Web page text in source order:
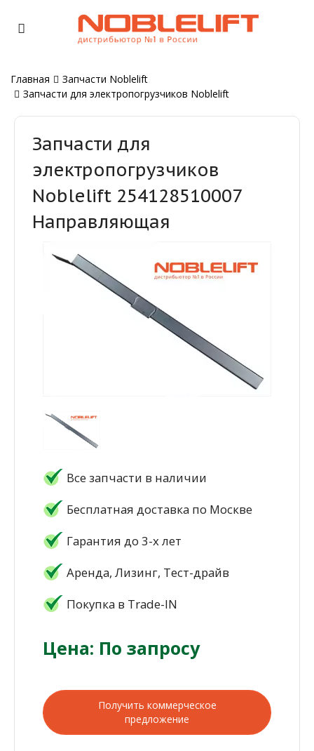
Главная
Запчасти Noblelift
Запчасти для электропогрузчиков Noblelift
Запчасти для
электропогрузчиков
Noblelift 254128510007
Направляющая
Все запчасти в наличии
Бесплатная доставка по Москве
Гарантия до 3-х лет
Аренда, Лизинг, Тест-драйв
Покупка в Trade-IN
Цена: По запросу
Получить коммерческое
предложение